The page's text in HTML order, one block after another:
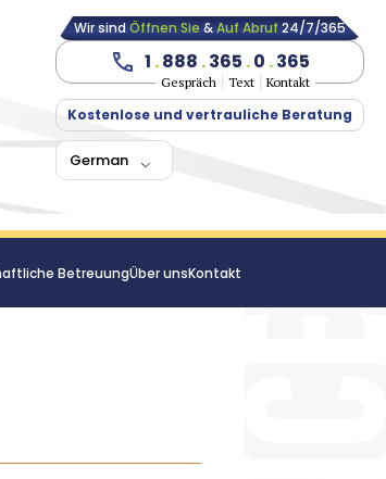
Wir sindÖffnen Sie&Auf Abruf24/7/365
1 .888 .365 .0 .365
Gespräch Text Kontakt
Kostenlose und vertrauliche Beratung
German
BetreuungÜber unsKontakt